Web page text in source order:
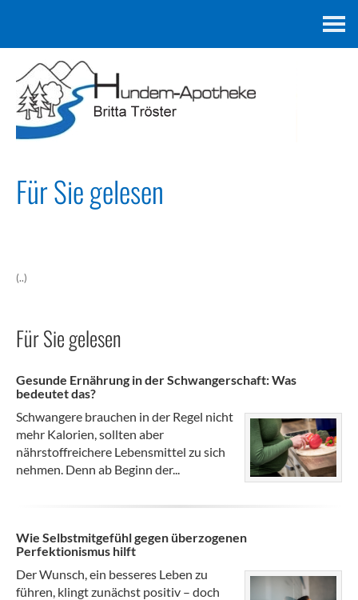
Für Sie gelesen
(..)
Für Sie gelesen
Gesunde Ernährung in der Schwangerschaft: Was
bedeutet das?
Schwangere brauchen in der Regel nicht
mehr Kalorien, sollten aber
nährstoffreichere Lebensmittel zu sich
nehmen. Denn ab Beginn der...
Wie Selbstmitgefühl gegen überzogenen
Perfektionismus hilft
Der Wunsch, ein besseres Leben zu
führen, klingt zunächst positiv – doch